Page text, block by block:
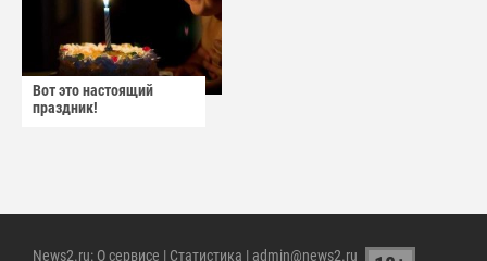
Вот это настоящий
праздник!
News2.ru: О сервисе | Статистика | admin@news2.ru